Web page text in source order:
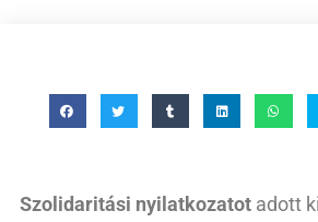
Szolidaritási nyilatkozatot adott